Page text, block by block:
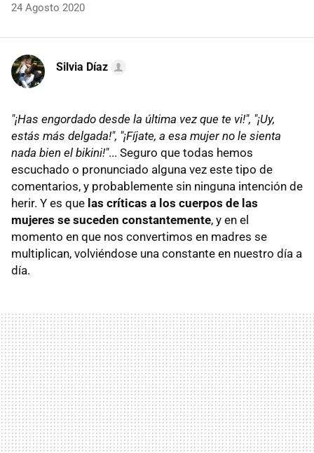
24 Agosto 2020
Silvia Díaz
"¡Has engordado desde la última vez que te vi!", "¡Uy,
estás más delgada!", "¡Fíjate, a esa mujer no le sienta
nada bien el bikini!"... Seguro que todas hemos
escuchado o pronunciado alguna vez este tipo de
comentarios, y probablemente sin ninguna intención de
herir. Y es que las críticas a los cuerpos de las
mujeres se suceden constantemente, y en el
momento en que nos convertimos en madres se
multiplican, volviéndose una constante en nuestro día a
día.